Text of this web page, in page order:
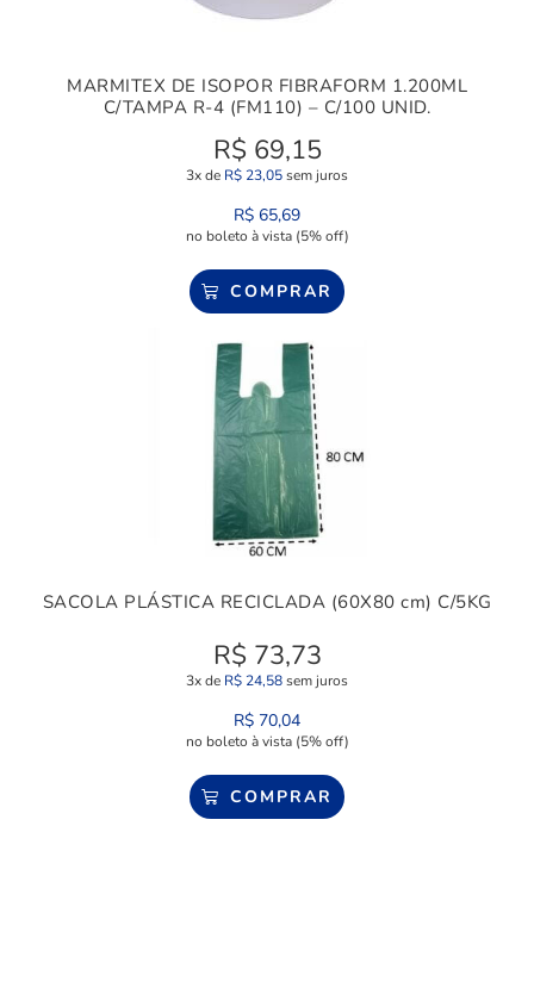
MARMITEX DE ISOPOR FIBRAFORM 1.200ML
C/TAMPA R-4 (FM110) – C/100 UNID.
R$ 69,15
3x de R$ 23,05sem juros
R$ 65,69
no boleto à vista (5% off)
COMPRAR
SACOLA PLÁSTICA RECICLADA (60X80 cm) C/5KG
R$ 73,73
3x de R$ 24,58sem juros
R$ 70,04
no boleto à vista (5% off)
COMPRAR